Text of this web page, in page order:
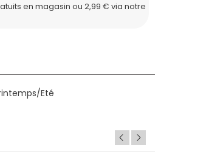
en magasin ou 2,99 € via notre
Eté